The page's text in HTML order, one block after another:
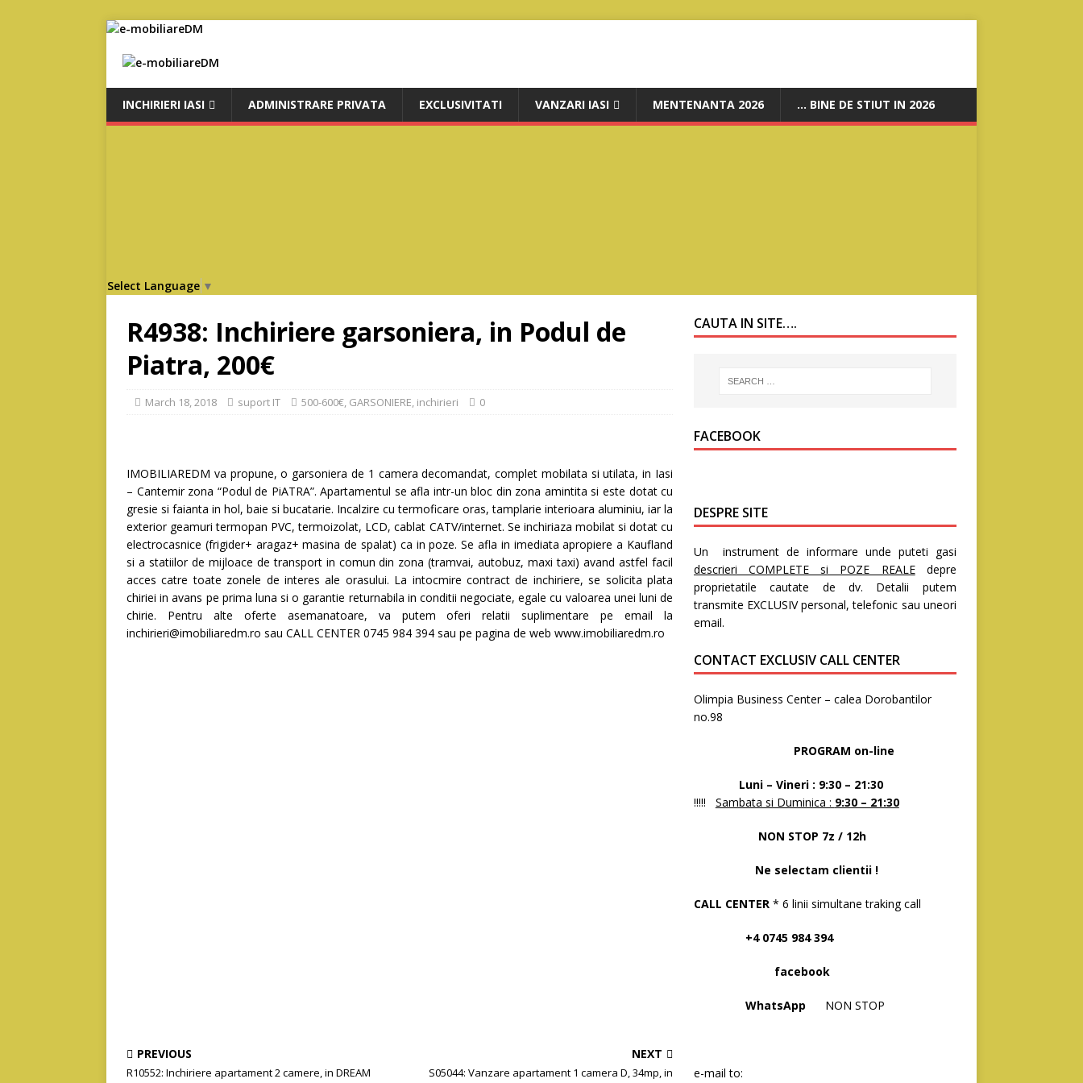
INCHIRIERI IASI ADMINISTRARE PRIVATA EXCLUSIVITATI VANZARI IASI MENTENANTA 2026 … BINE DE STIUT IN 2026
Select Language ▼
R4938: Inchiriere garsoniera, in Podul de
Piatra, 200€
March 18, 2018 suport IT 500-600€, GARSONIERE, inchirieri 0
IMOBILIAREDM va propune, o garsoniera de 1 camera decomandat, complet mobilata si utilata, in Iasi
– Cantemir zona “Podul de PiATRA”. Apartamentul se afla intr-un bloc din zona amintita si este dotat cu
gresie si faianta in hol, baie si bucatarie. Incalzire cu termoficare oras, tamplarie interioara aluminiu, iar la
exterior geamuri termopan PVC, termoizolat, LCD, cablat CATV/internet. Se inchiriaza mobilat si dotat cu
electrocasnice (frigider+ aragaz+ masina de spalat) ca in poze. Se afla in imediata apropiere a Kaufland
si a statiilor de mijloace de transport in comun din zona (tramvai, autobuz, maxi taxi) avand astfel facil
acces catre toate zonele de interes ale orasului. La intocmire contract de inchiriere, se solicita plata
chiriei in avans pe prima luna si o garantie returnabila in conditii negociate, egale cu valoarea unei luni de
chirie. Pentru alte oferte asemanatoare, va putem oferi relatii suplimentare pe email la
inchirieri@imobiliaredm.ro sau CALL CENTER 0745 984 394 sau pe pagina de web www.imobiliaredm.ro
PREVIOUS
R10552: Inchiriere apartament 2 camere, in DREAM
NEXT
S05044: Vanzare apartament 1 camera D, 34mp, in
CAUTA IN SITE….
FACEBOOK
DESPRE SITE
Un instrument de informare unde puteti gasi
descrieri COMPLETE si POZE REALEdepre
proprietatile cautate de dv. Detalii putem
transmite EXCLUSIV personal, telefonic sau uneori
email.
CONTACT EXCLUSIV CALL CENTER
Olimpia Business Center – calea Dorobantilor
no.98
PROGRAM on-line
Luni – Vineri : 9:30 – 21:30
!!!!! Sambata si Duminica : 9:30 – 21:30
NON STOP 7z / 12h
Ne selectam clientii !
CALL CENTER* 6 linii simultane traking call
+4 0745 984 394
facebook
WhatsApp NON STOP
e-mail to: